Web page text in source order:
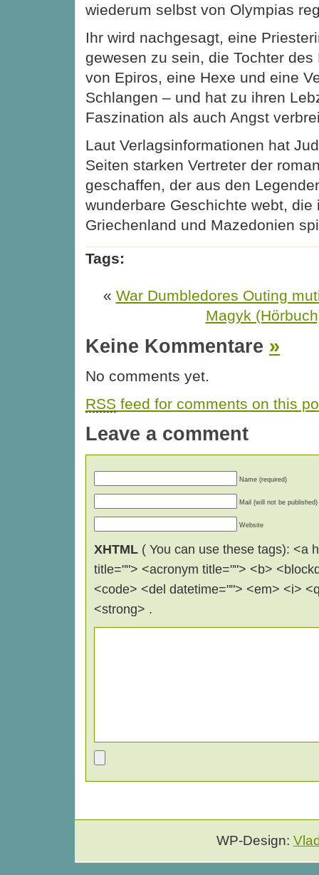
wiederum selbst von Olympias
Ihr wird nachgesagt, eine
gewesen zu sein, die Tochter
von Epiros, eine Hexe und eine
Schlangen – und hat zu ihren
Faszination als auch Angst
Laut Verlagsinformationen hat
Seiten starken Vertreter der
geschaffen, der aus den
wunderbare Geschichte webt, die
Griechenland und Mazedonien
Tags:
« War Dumbledores Outing
Magyk
Keine Kommentare »
No comments yet.
RSS feed for comments on this
Leave a comment
Name (required)
Mail (will not be published)
Website
XHTML ( You can use these tags): <a
title=""> <acronym title=""> <b>
<code> <del datetime=""> <em> <i>
<strong> .
WP-Design: